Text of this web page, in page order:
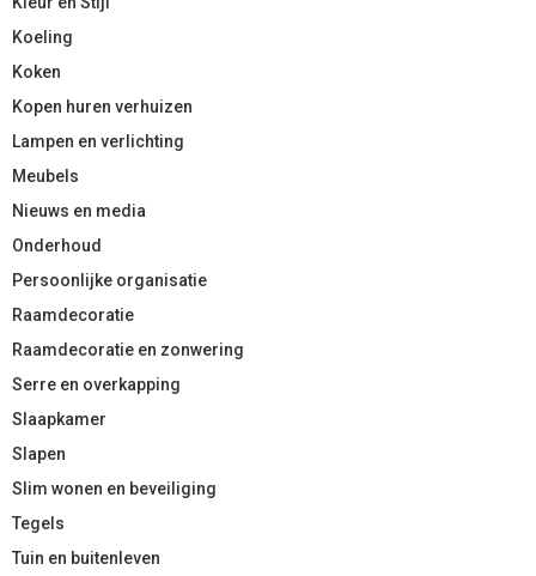
Koeling
Koken
Kopen huren verhuizen
Lampen en verlichting
Meubels
Nieuws en media
Onderhoud
Persoonlijke organisatie
Raamdecoratie
Raamdecoratie en zonwering
Serre en overkapping
Slaapkamer
Slapen
Slim wonen en beveiliging
Tegels
Tuin en buitenleven